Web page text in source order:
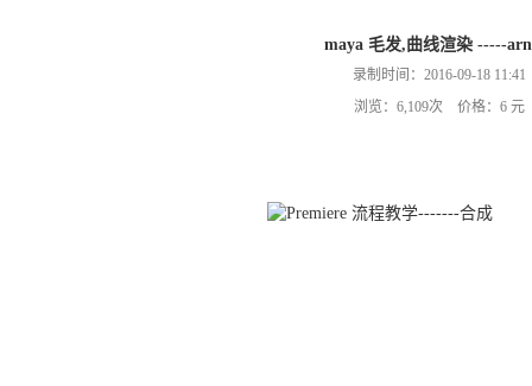
maya 毛发,曲线渲染 -----
录制时间：2016-09-18 11:41
浏览：6,109次 价格：6 元